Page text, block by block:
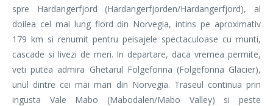
spre Hardangerfjord (Hardangerfjorden/Hardangerfjord), al
doilea cel mai lung fiord din Norvegia, intins pe aproximativ
179 km si renumit pentru peisajele spectaculoase cu munti,
cascade si livezi de meri. In departare, daca vremea permite,
veti putea admira Ghetarul Folgefonna (Folgefonna Glacier),
unul dintre cei mai mari din Norvegia. Traseul continua prin
ingusta Vale Mabo (Mabodalen/Mabo Valley) si peste